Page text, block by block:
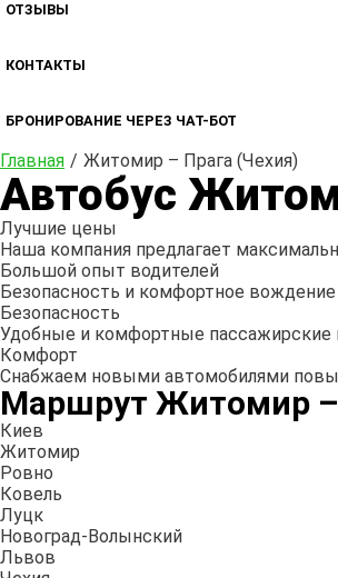
ОТЗЫВЫ
КОНТАКТЫ
БРОНИРОВАНИЕ ЧЕРЕЗ ЧАТ-БОТ
Главная Житомир – Прага (Чехия)
Автобус
Лучшие цены
Наша компания предлагает
Большой опыт водителей
Безопасность и комфортное
Безопасность
Удобные и комфортные пассажирские
Комфорт
Снабжаем новыми автомобилями
Маршрут Житомир –
Киев
Житомир
Ровно
Ковель
Луцк
Новоград-Волынский
Львов